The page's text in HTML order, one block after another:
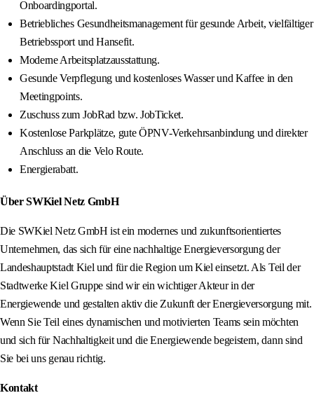
Onboardingportal.
Betriebliches Gesundheitsmanagement für gesunde Arbeit, vielfältiger
Betriebssport und Hansefit.
Moderne Arbeitsplatzausstattung.
Gesunde Verpflegung und kostenloses Wasser und Kaffee in den
Meetingpoints.
Zuschuss zum JobRad bzw. JobTicket.
Kostenlose Parkplätze, gute ÖPNV-Verkehrsanbindung und direkter
Anschluss an die Velo Route.
Energierabatt.
Über SWKiel Netz GmbH
Die SWKiel Netz GmbH ist ein modernes und zukunftsorientiertes
Unternehmen, das sich für eine nachhaltige Energieversorgung der
Landeshauptstadt Kiel und für die Region um Kiel einsetzt. Als Teil der
Stadtwerke Kiel Gruppe sind wir ein wichtiger Akteur in der
Energiewende und gestalten aktiv die Zukunft der Energieversorgung mit.
Wenn Sie Teil eines dynamischen und motivierten Teams sein möchten
und sich für Nachhaltigkeit und die Energiewende begeistern, dann sind
Sie bei uns genau richtig.
Kontakt